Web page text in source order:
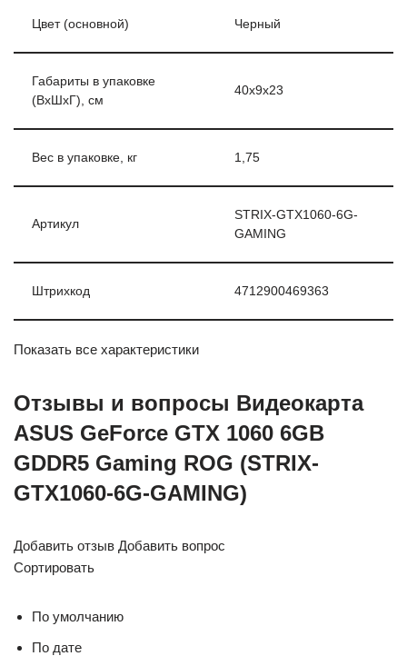
Цвет (основной) Черный
Габариты в упаковке
(ВхШхГ), см
40x9x23
Вес в упаковке, кг 1,75
Артикул
STRIX-GTX1060-6G-
GAMING
Штрихкод 4712900469363
Показать все характеристики
Отзывы и вопросы Видеокарта
ASUS GeForce GTX 1060 6GB
GDDR5 Gaming ROG (STRIX-
GTX1060-6G-GAMING)
Добавить отзыв Добавить вопрос
Сортировать
По умолчанию
По дате